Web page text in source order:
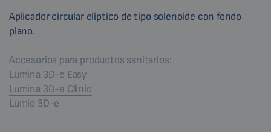
Aplicador circular elíptico de tipo solenoide con fondo
plano.
Accesorios para productos sanitarios:
Lumina 3D-e Easy
Lumina 3D-e Clinic
Lumio 3D-e